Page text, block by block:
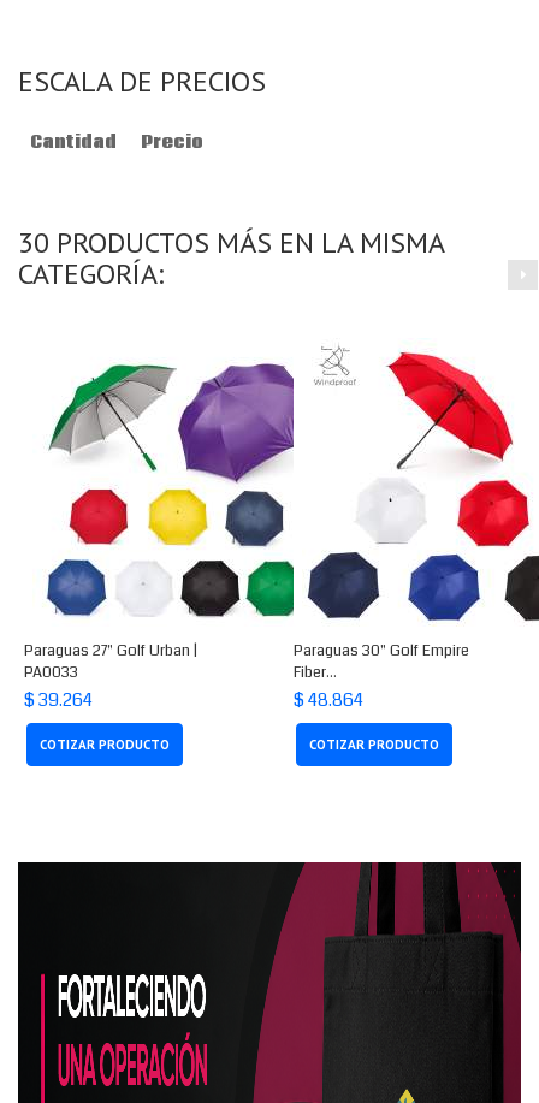
ESCALA DE PRECIOS
Cantidad Precio
30 PRODUCTOS MÁS EN LA MISMA
CATEGORÍA:
Paraguas 27" Golf Urban |
PA0033
$ 39.264
COTIZAR PRODUCTO
Paraguas 30" Golf Empire
Fiber...
$ 48.864
COTIZAR PRODUCTO